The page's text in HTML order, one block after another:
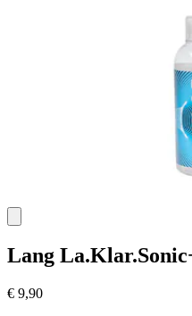
Lang
€ 9,90